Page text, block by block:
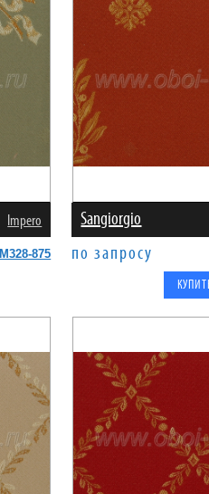
Impero
M328-875
Sangiorgio
по запросу